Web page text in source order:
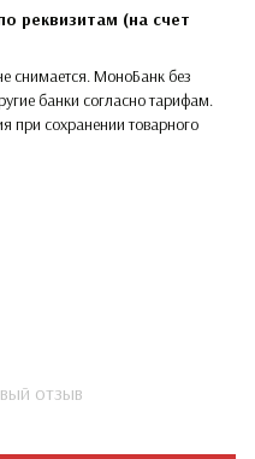
реквизитам (на счет
снимается. МоноБанк без
банки согласно тарифам.
при сохранении товарного
отзыв